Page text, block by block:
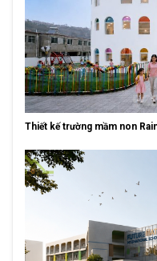
Thiết kế trường mầm non